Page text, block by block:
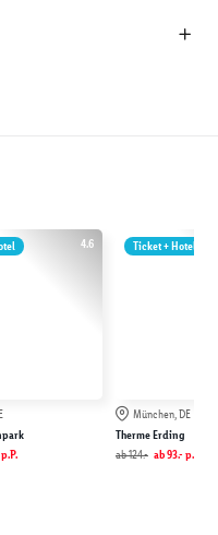
4.6
p.P.
Ticket + Hotel
München, DE
Therme Erding
ab124.- ab93.- p.P.